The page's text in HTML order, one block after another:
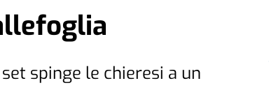
spinge le chieresi a un